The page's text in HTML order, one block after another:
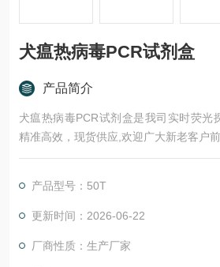
犬瘟热病毒PCR试剂盒
产品简介
犬瘟热病毒PCR试剂盒是我司实时荧光
精准高效，现货供应,欢迎广大新老客户
产品型号：50T
更新时间：2026-06-22
厂商性质：生产厂家